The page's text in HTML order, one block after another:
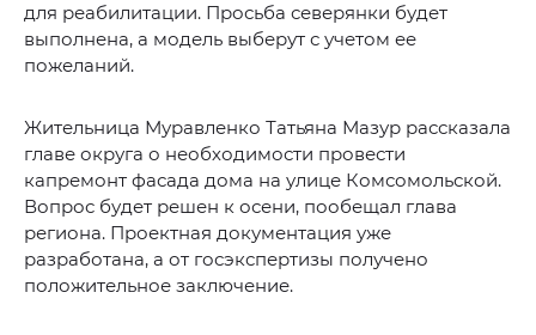
для реабилитации. Просьба северянки будет
выполнена, а модель выберут с учетом ее
пожеланий.
Жительница Муравленко Татьяна Мазур рассказала
главе округа о необходимости провести
капремонт фасада дома на улице Комсомольской.
Вопрос будет решен к осени, пообещал глава
региона. Проектная документация уже
разработана, а от госэкспертизы получено
положительное заключение.